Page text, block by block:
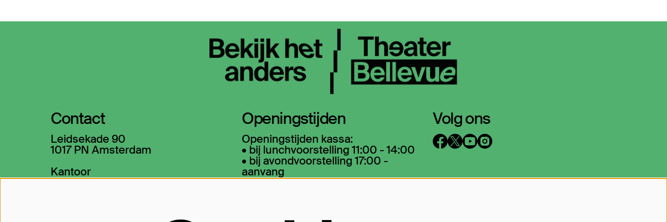
Contact
Leidsekade 90
1017 PN Amsterdam
Kantoor
020-5305300
Openingstijden
Openingstijden kassa:
• bij lunchvoorstelling 11:00 - 14:00
• bij avondvoorstelling 17:00 -
aanvang
• bij matinee vanaf een uur voor
Volg ons
Op de hoogte blijven?